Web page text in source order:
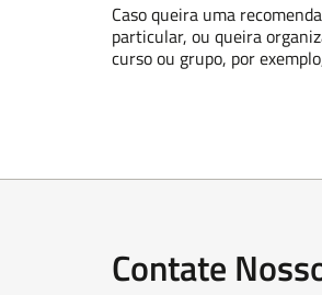
Caso queira uma
particular, ou queira
curso ou grupo, por
Contate